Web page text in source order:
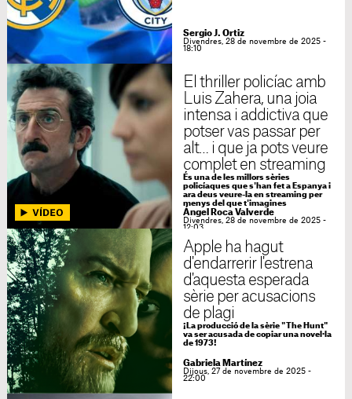
Sergio J. Ortiz
Divendres, 28 de novembre de 2025 -
18:10
El thriller policíac amb
Luis Zahera, una joia
intensa i addictiva que
potser vas passar per
alt… i que ja pots veure
complet en streaming
És una de les millors sèries
policíaques que s'han fet a Espanya i
ara deus veure-la en streaming per
menys del que t'imagines
Ángel Roca Valverde
Divendres, 28 de novembre de 2025 -
12:03
Apple ha hagut
d'endarrerir l'estrena
d'aquesta esperada
sèrie per acusacions
de plagi
¡La producció de la sèrie "The Hunt"
va ser acusada de copiar una novel·la
de 1973!
Gabriela Martínez
Dijous, 27 de novembre de 2025 -
22:00